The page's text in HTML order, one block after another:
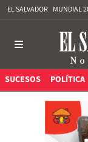
EL SALVADOR MUNDIAL
SUCESOS POLÍTICA